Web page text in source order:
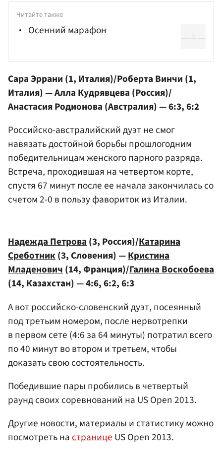
Читайте также
Осенний марафон
Сара Эррани (1, Италия)/Роберта Винчи (1,
Италия) —Алла Кудрявцева (Россия)/
Анастасия Родионова (Австралия) — 6:3, 6:2
Российско-австралийский дуэт не смог
навязать достойной борьбы прошлогодним
победительницам женского парного разряда.
Встреча, проходившая на четвертом корте,
спустя 67 минут после ее начала закончилась со
счетом 2-0 в пользу фавориток из Италии.
Надежда Петрова(3, Россия)/Катарина
Среботник(3, Словения) —Кристина
Младенович(14, Франция)/Галина Воскобоева
(14, Казахстан) — 4:6, 6:2, 6:3
А вот российско-словенский дуэт, посеянный
под третьим номером, после нервотрепки
в первом сете (4:6 за 64 минуты) потратил всего
по 40 минут во втором и третьем, чтобы
доказать свою состоятельность.
Победившие пары пробились в четвертый
раунд своих соревнований на US Open 2013.
Другие новости, материалы и статистику можно
посмотреть настраницеUS Open 2013.